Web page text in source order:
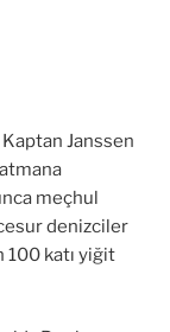
Janssen
meçhul
denizciler
100 katı yiğit